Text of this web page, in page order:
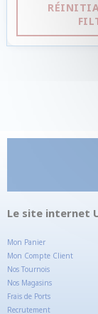
Le site internet
Mon Panier
Mon Compte Client
Nos Tournois
Nos Magasins
Frais de Ports
Recrutement